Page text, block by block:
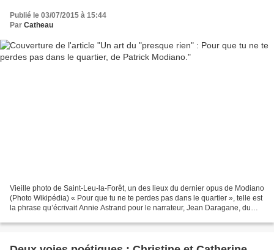
Publié le 03/07/2015 à 15:44
Par Catheau
Vieille photo de Saint-Leu-la-Forêt, un des lieux du dernier opus de Modiano
(Photo Wikipédia) « Pour que tu ne te perdes pas dans le quartier », telle est
la phrase qu’écrivait Annie Astrand pour le narrateur, Jean Daragane, du